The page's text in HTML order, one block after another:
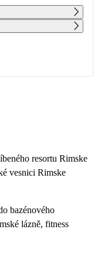
1 2 3
8 9 10
609 6 609 6 609
resortu Rimske
vesnici Rimske
bazénového
lázně, fitness